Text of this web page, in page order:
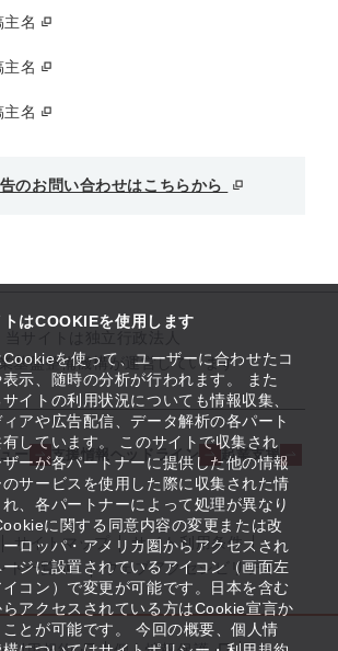
はCOOKIEを使用します
を使って、ユーザーに合わせたコ
示、随時の分析が行われます。 また
イトの利用状況についても情報収集、
アや広告配信、データ解析の各パート
しています。 このサイトで収集され
ーが各パートナーに提供した他の情報
サービスを使用した際に収集された情
、各パートナーによって処理が異なり
に関する同意内容の変更または改
ロッパ・アメリカ圏からアクセスされ
ジに設置されているアイコン（画面左
コン）で変更が可能です。日本を含む
アクセスされている方はCookie宣言か
とが可能です。 今回の概要、個人情
主名
主名
主名
のお問い合わせはこちらから
基盤整備機構が運営しています
ー 支援情報ヘッドライン
起業支援
サイトマップ
サイト利用条件
ト一覧
ウェブアクセシビリティ